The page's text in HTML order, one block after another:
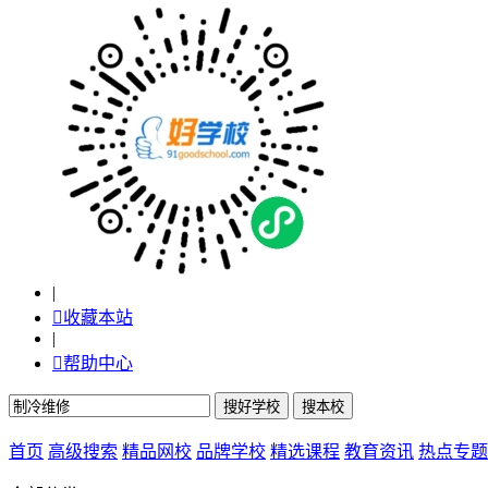
|
收藏本站
|
帮助中心
首页 高级搜索 精品网校 品牌学校 精选课程 教育资讯 热点专题